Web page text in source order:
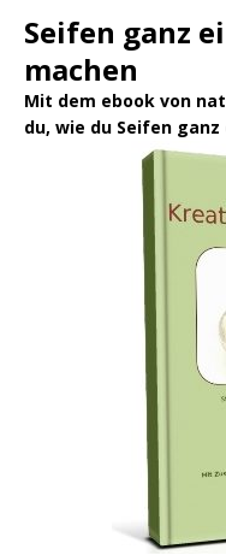
Seifen ganz
machen
Mit dem ebook von
du, wie du Seifen